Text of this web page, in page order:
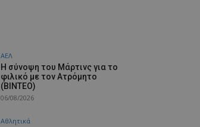
ΑΕΛ
H σύνοψη του Μάρτινς για το
φιλικό με τον Ατρόμητο
(ΒΙΝΤΕΟ)
06/08/2026
Αθλητικά